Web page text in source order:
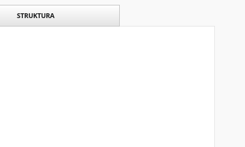
STRUKTURA